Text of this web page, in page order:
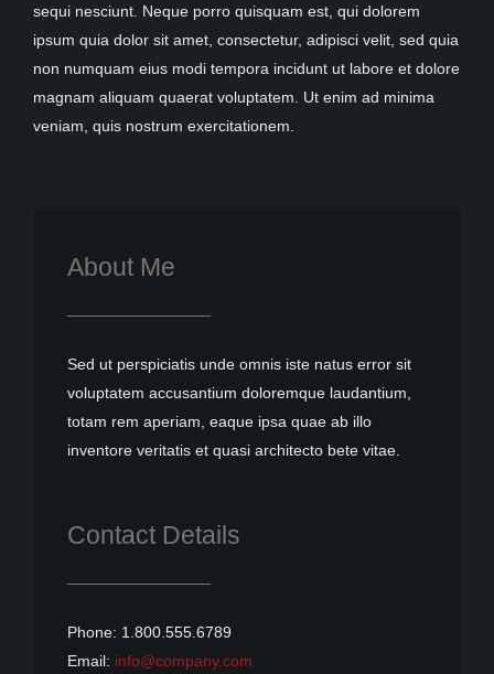
sequi nesciunt. Neque porro quisquam est, qui dolorem
ipsum quia dolor sit amet, consectetur, adipisci velit, sed quia
non numquam eius modi tempora incidunt ut labore et dolore
magnam aliquam quaerat voluptatem. Ut enim ad minima
veniam, quis nostrum exercitationem.
About Me
Sed ut perspiciatis unde omnis iste natus error sit
voluptatem accusantium doloremque laudantium,
totam rem aperiam, eaque ipsa quae ab illo
inventore veritatis et quasi architecto bete vitae.
Contact Details
Phone: 1.800.555.6789
Email: info@company.com